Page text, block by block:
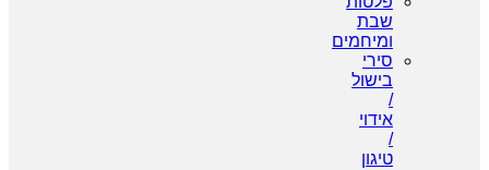
שבת
ומיחמים
סירי
בישול
/
אידוי
/
טיגון